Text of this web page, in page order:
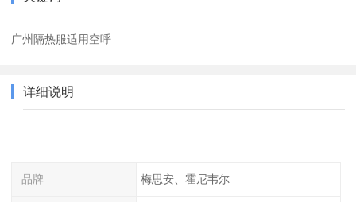
广州隔热服适用空呼
详细说明
品牌 梅思安、霍尼韦尔